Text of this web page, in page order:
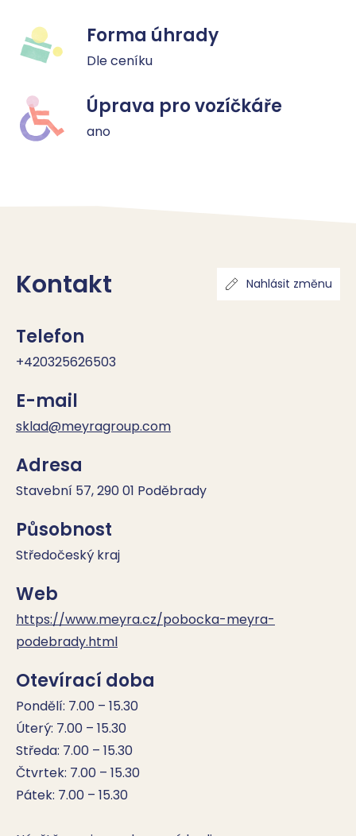
Forma úhrady
Dle ceníku
Úprava pro vozíčkáře
ano
Kontakt Nahlásit změnu
Telefon
+420325626503
E-mail
sklad@meyragroup.com
Adresa
Stavební 57, 290 01 Poděbrady
Působnost
Středočeský kraj
Web
https://www.meyra.cz/pobocka-meyra-
podebrady.html
Otevírací doba
Pondělí: 7.00 – 15.30
Úterý: 7.00 – 15.30
Středa: 7.00 – 15.30
Čtvrtek: 7.00 – 15.30
Pátek: 7.00 – 15.30